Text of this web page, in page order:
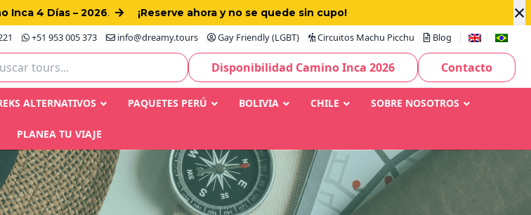
×
Inca 4 Días – 2026.
¡Reserve ahora y no se quede sin cupo!
+51 953 005 373 info@dreamy.tours Gay Friendly (LGBT) Circuitos Machu Picchu Blog
Disponibilidad Camino Inca 2026 Contacto
ALTERNATIVOS PAQUETES PERÚ BOLIVIA CHILE SOBRE NOSOTROS
PLANEA TU VIAJE